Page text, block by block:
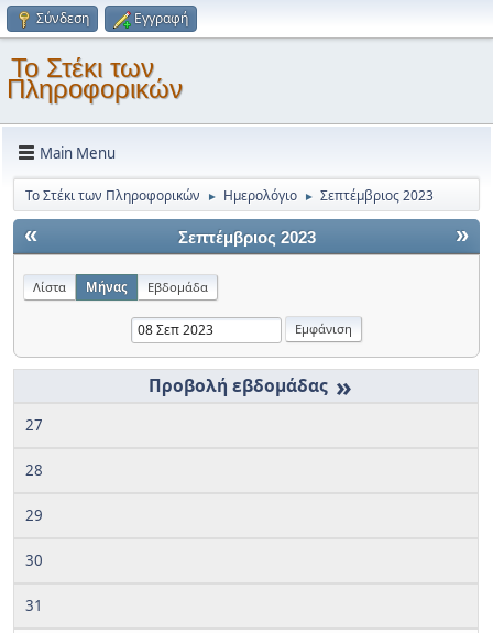
Σύνδεση Εγγραφή
Το Στέκι των
Πληροφορικών
Main Menu
Το Στέκι των Πληροφορικών ► Ημερολόγιο ► Σεπτέμβριος 2023
« »
Σεπτέμβριος 2023
Λίστα Μήνας Εβδομάδα
»
27
28
29
30
31